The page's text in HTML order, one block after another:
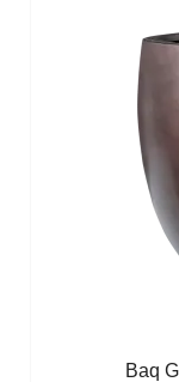
Baq